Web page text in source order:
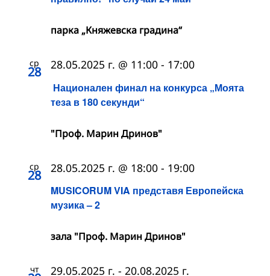
парка „Княжевска градина“
ср
28
Национален финал на конкурса „Моята
теза в 180 секунди“
28.05.2025 г. @ 11:00 - 17:00
"Проф. Марин Дринов"
ср
28
MUSICORUM VIA представя Европейска
музика – 2
28.05.2025 г. @ 18:00 - 19:00
зала "Проф. Марин Дринов"
чт 29.05.2025 г. - 20.08.2025 г.